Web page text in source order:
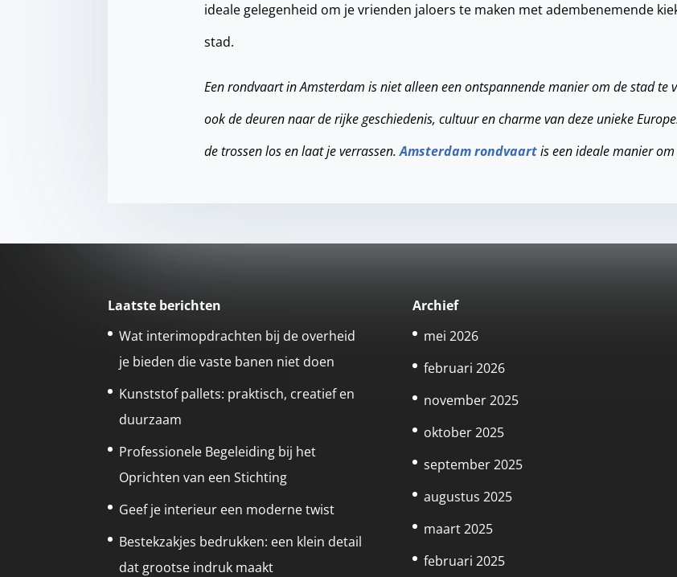
ideale gelegenheid om je vrienden jaloers te maken met adembenemende
stad.
Een rondvaart in Amsterdam is niet alleen een ontspannende manier om de stad te
ook de deuren naar de rijke geschiedenis, cultuur en charme van deze unieke
de trossen los en laat je verrassen.Amsterdam rondvaartis een ideale manier
Laatste berichten
Wat interimopdrachten bij de overheid
je bieden die vaste banen niet doen
Kunststof pallets: praktisch, creatief en
duurzaam
Professionele Begeleiding bij het
Oprichten van een Stichting
Geef je interieur een moderne twist
Bestekzakjes bedrukken: een klein detail
dat grootse indruk maakt
Archief
mei 2026
februari 2026
november 2025
oktober 2025
september 2025
augustus 2025
maart 2025
februari 2025